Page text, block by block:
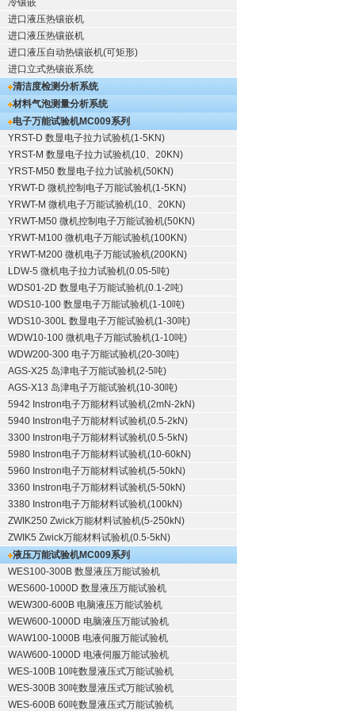
冷镶嵌
进口液压热镶嵌机
进口液压热镶嵌机
进口液压自动热镶嵌机(可矩形)
进口立式热镶嵌系统
清洁度检测分析系统
材料气泡测量分析系统
电子万能试验机MC009系列
YRST-D 数显电子拉力试验机(1-5KN)
YRST-M 数显电子拉力试验机(10、20KN)
YRST-M50 数显电子拉力试验机(50KN)
YRWT-D 微机控制电子万能试验机(1-5KN)
YRWT-M 微机电子万能试验机(10、20KN)
YRWT-M50 微机控制电子万能试验机(50KN)
YRWT-M100 微机电子万能试验机(100KN)
YRWT-M200 微机电子万能试验机(200KN)
LDW-5 微机电子拉力试验机(0.05-5吨)
WDS01-2D 数显电子万能试验机(0.1-2吨)
WDS10-100 数显电子万能试验机(1-10吨)
WDS10-300L 数显电子万能试验机(1-30吨)
WDW10-100 微机电子万能试验机(1-10吨)
WDW200-300 电子万能试验机(20-30吨)
AGS-X25 岛津电子万能试验机(2-5吨)
AGS-X13 岛津电子万能试验机(10-30吨)
5942 Instron电子万能材料试验机(2mN-2kN)
5940 Instron电子万能材料试验机(0.5-2kN)
3300 Instron电子万能材料试验机(0.5-5kN)
5980 Instron电子万能材料试验机(10-60kN)
5960 Instron电子万能材料试验机(5-50kN)
3360 Instron电子万能材料试验机(5-50kN)
3380 Instron电子万能材料试验机(100kN)
ZWIK250 Zwick万能材料试验机(5-250kN)
ZWIK5 Zwick万能材料试验机(0.5-5kN)
液压万能试验机MC009系列
WES100-300B 数显液压万能试验机
WES600-1000D 数显液压万能试验机
WEW300-600B 电脑液压万能试验机
WEW600-1000D 电脑液压万能试验机
WAW100-1000B 电液伺服万能试验机
WAW600-1000D 电液伺服万能试验机
WES-100B 10吨数显液压式万能试验机
WES-300B 30吨数显液压式万能试验机
WES-600B 60吨数显液压式万能试验机